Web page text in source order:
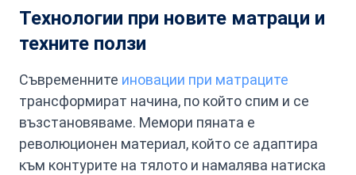
Технологии при новите матраци и
техните ползи
Съвременните иновации при матраците
трансформират начина, по който спим и се
възстановяваме. Мемори пяната е
революционен материал, който се адаптира
към контурите на тялото и намалява натиска